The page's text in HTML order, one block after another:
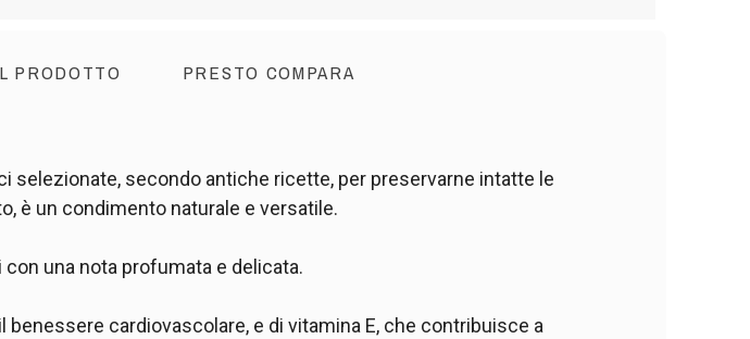
PRODOTTO PRESTO COMPARA
selezionate, secondo antiche ricette, per preservarne intatte le
è un condimento naturale e versatile.
una nota profumata e delicata.
cardiovascolare, e di vitamina E, che contribuisce a